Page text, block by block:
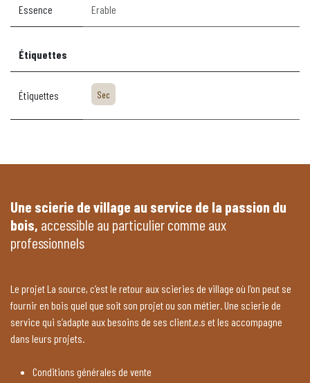
Essence Erable
Étiquettes
Étiquettes Sec
Une scierie de village au service de la passion du
bois, accessible au particulier comme aux
professionnels
Le projet La source, c’est le retour aux scieries de village où l’on peut se
fournir en bois quel que soit son projet ou son métier. Une scierie de
service qui s’adapte aux besoins de ses client.e.s et les accompagne
dans leurs projets.
Conditions générales de vente